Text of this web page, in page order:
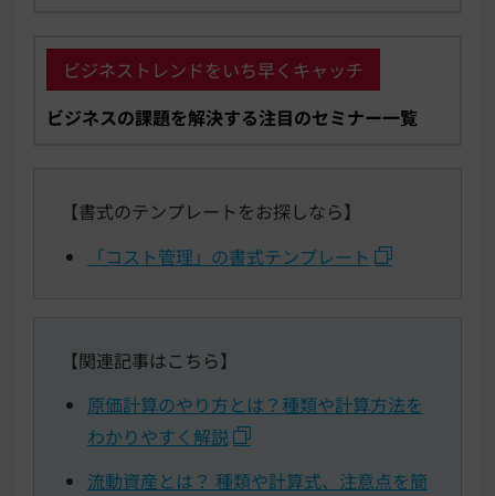
ビジネストレンドをいち早くキャッチ
ビジネスの課題を解決する注目のセミナー一覧
【書式のテンプレートをお探しなら】
「コスト管理」の書式テンプレート
【関連記事はこちら】
原価計算のやり方とは？種類や計算方法を
わかりやすく解説
流動資産とは？ 種類や計算式、注意点を簡